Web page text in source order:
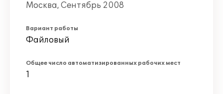
Москва, Сентябрь 2008
Вариант работы
Файловый
Общее число автоматизированных рабочих мест
1